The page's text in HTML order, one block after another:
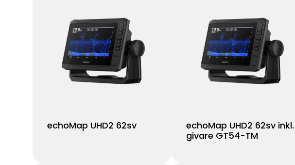
echoMap UHD2 62sv
echoMap UHD2 62sv inkl.
givare GT54-TM